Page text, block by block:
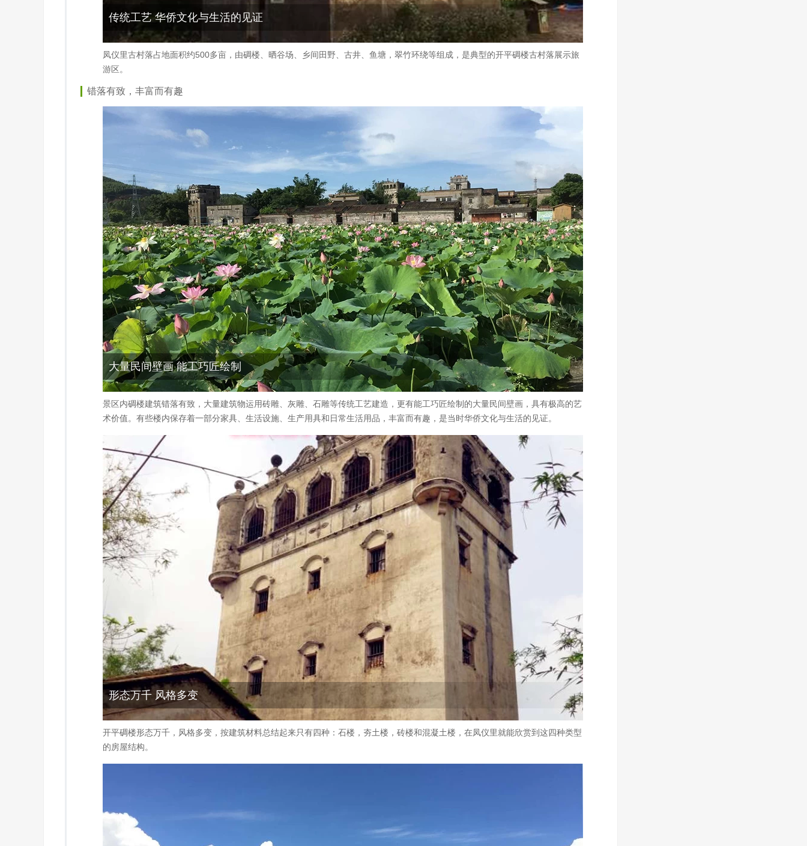
传统工艺 华侨文化与生活的见证
凤仪里古村落占地面积约500多亩，由碉楼、晒谷场、乡间田野、古井、鱼塘，翠竹环绕等组成，是典型的开平碉楼古村落展示旅
游区。
错落有致，丰富而有趣
大量民间壁画 能工巧匠绘制
景区内碉楼建筑错落有致，大量建筑物运用砖雕、灰雕、石雕等传统工艺建造，更有能工巧匠绘制的大量民间壁画，具有极高的艺
术价值。有些楼内保存着一部分家具、生活设施、生产用具和日常生活用品，丰富而有趣，是当时华侨文化与生活的见证。
形态万千 风格多变
开平碉楼形态万千，风格多变，按建筑材料总结起来只有四种：石楼，夯土楼，砖楼和混凝土楼，在凤仪里就能欣赏到这四种类型
的房屋结构。